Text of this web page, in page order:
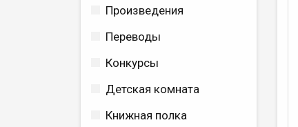
Произведения
Переводы
Конкурсы
Детская комната
Книжная полка